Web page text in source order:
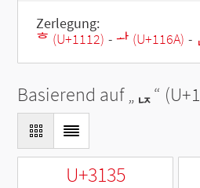
Zerlegung:
ᄒ (U+1112) - ᅪ (U+116A) -
Basierend auf „ᆬ“
U+3135